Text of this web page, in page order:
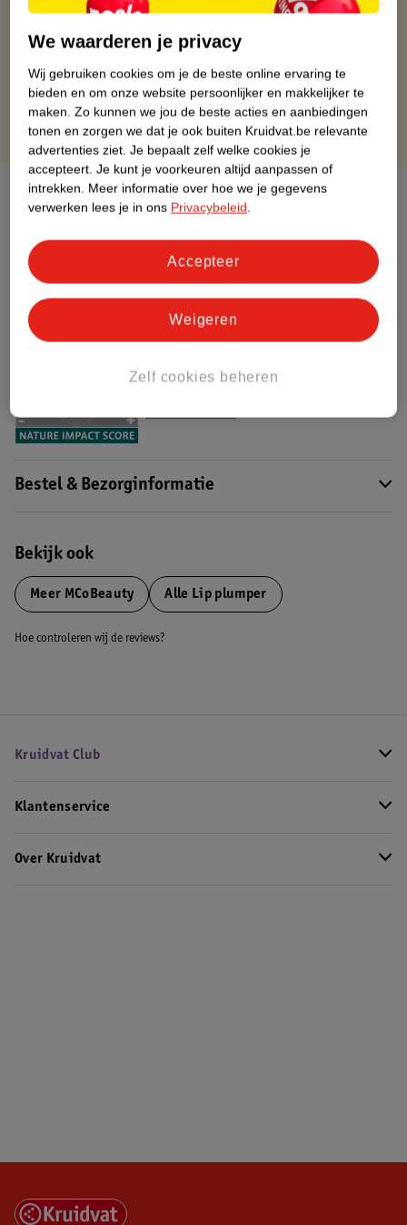
Op werkdagen voor 22:00 uur besteld, volgende dag in huis
Gratis thuisbezorgd vanaf 50.00
Gratis retourneren binnen 30 dagen
Gratis punten met je Kruidvat kaart
Over dit product
Productinformatie
Nature Impact Score
Dit product heeft (nog) geen Nature
Bestel & Bezorginformatie
Bekijk ook
Meer MCoBeauty Alle Lip plumper
Hoe controleren wij de reviews?
Kruidvat Club
Klantenservice
Over Kruidvat
We waarderen je privacy
Wij gebruiken cookies om je de beste online ervaring te
bieden en om onze website persoonlijker en makkelijker te
maken. Zo kunnen we jou de beste acties en aanbiedingen
tonen en zorgen we dat je ook buiten Kruidvat.be relevante
advertenties ziet. Je bepaalt zelf welke cookies je
accepteert. Je kunt je voorkeuren altijd aanpassen of
intrekken. Meer informatie over hoe we je gegevens
verwerken lees je in ons Privacybeleid.
Zelf cookies beheren
Weigeren
Accepteer